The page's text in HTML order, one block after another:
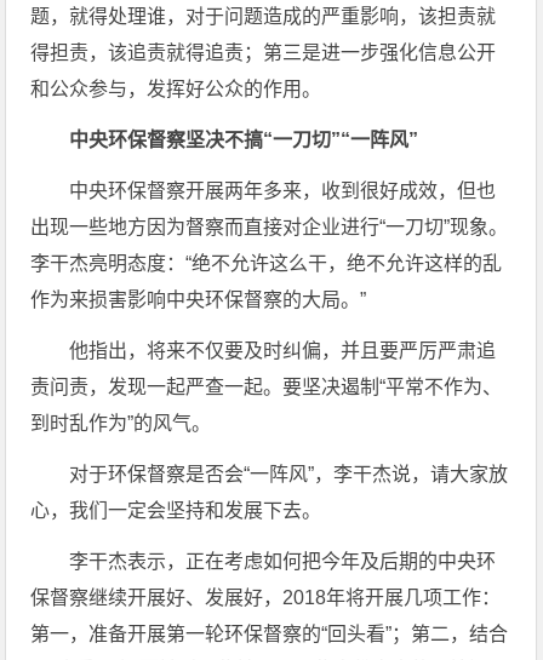
题，就得处理谁，对于问题造成的严重影响，该担责就
得担责，该追责就得追责；第三是进一步强化信息公开
和公众参与，发挥好公众的作用。
中央环保督察坚决不搞“一刀切”“一阵风”
中央环保督察开展两年多来，收到很好成效，但也
出现一些地方因为督察而直接对企业进行“一刀切”现象。
李干杰亮明态度：“绝不允许这么干，绝不允许这样的乱
作为来损害影响中央环保督察的大局。”
他指出，将来不仅要及时纠偏，并且要严厉严肃追
责问责，发现一起严查一起。要坚决遏制“平常不作为、
到时乱作为”的风气。
对于环保督察是否会“一阵风”，李干杰说，请大家放
心，我们一定会坚持和发展下去。
李干杰表示，正在考虑如何把今年及后期的中央环
保督察继续开展好、发展好，2018年将开展几项工作：
第一，准备开展第一轮环保督察的“回头看”；第二，结合